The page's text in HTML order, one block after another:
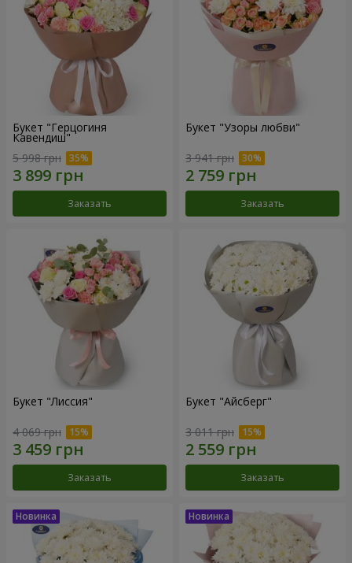
Букет "Герцогиня
Кавендиш"
5 998 грн
Заказать
Букет "Узоры любви"
3 941 грн
Заказать
Букет "Лиссия"
4 069 грн
Заказать
Букет "Айсберг"
3 011 грн
Заказать